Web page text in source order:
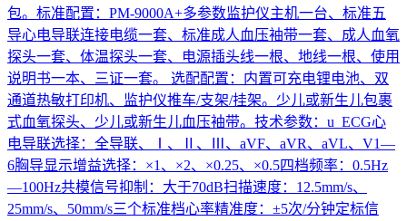
包。标准配置：PM-9000A+多参数监护仪主机一台、标准五
导心电导联连接电缆一套、标准成人血压袖带一套、成人血氧
探头一套、体温探头一套、电源插头线一根、地线一根、使用
说明书一本、三证一套。 选配配置：内置可充电锂电池、双
通道热敏打印机、监护仪推车/支架/挂架。少儿或新生儿包裹
式血氧探头、少儿或新生儿血压袖带。技术参数：u ECG心
电导联选择：全导联、Ⅰ、Ⅱ、Ⅲ、aVF、aVR、aVL、V1—
6胸导显示增益选择：×1、×2、×0.25、×0.5四档频率：0.5Hz
—100Hz共模信号抑制：大于70dB扫描速度：12.5mm/s、
25mm/s、50mm/s三个标准档心率精准度：±5次/分钟定标信